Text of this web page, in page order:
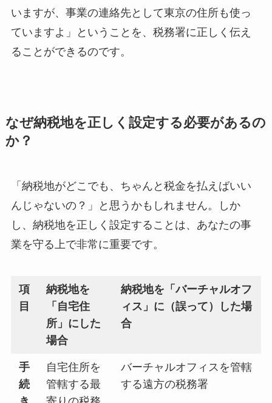
いますが、事業の連絡先として東京の住所も使っ
ていますよ」ということを、税務署に正しく伝え
ることができるのです。
なぜ納税地を正しく設定する必要があるの
か？
「納税地がどこでも、ちゃんと税金を払えばいい
んじゃないの？」と思うかもしれません。しか
し、納税地を正しく設定することは、あなたの事
業を守る上で非常に重要です。
項
目
納税地を
「自宅住
所」にした
場合
納税地を「バーチャルオフ
ィス」に（誤って）した場
合
手
続
自宅住所を
管轄する最
バーチャルオフィスを管轄
する遠方の税務署